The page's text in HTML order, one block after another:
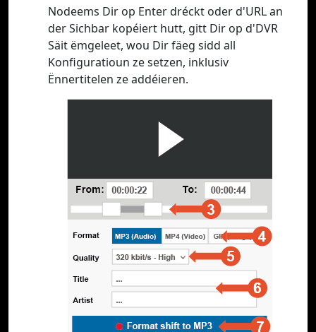
Nodeems Dir op Enter dréckt oder d'URL an
der Sichbar kopéiert hutt, gitt Dir op d'DVR
Säit ëmgeleet, wou Dir fäeg sidd all
Konfiguratioun ze setzen, inklusiv
Ënnertitelen ze addéieren.